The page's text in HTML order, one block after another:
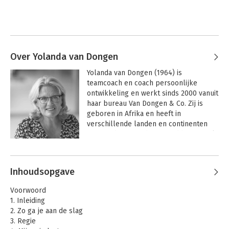
Over Yolanda van Dongen
Yolanda van Dongen (1964) is
teamcoach en coach persoonlijke
ontwikkeling en werkt sinds 2000 vanuit
haar bureau Van Dongen & Co. Zij is
geboren in Afrika en heeft in
verschillende landen en continenten
haar leven en loopbaan heeft gemaakt.
Andere boeken door Yolanda van
Dongen
Inhoudsopgave
Voorwoord
1. Inleiding
2. Zo ga je aan de slag
3. Regie